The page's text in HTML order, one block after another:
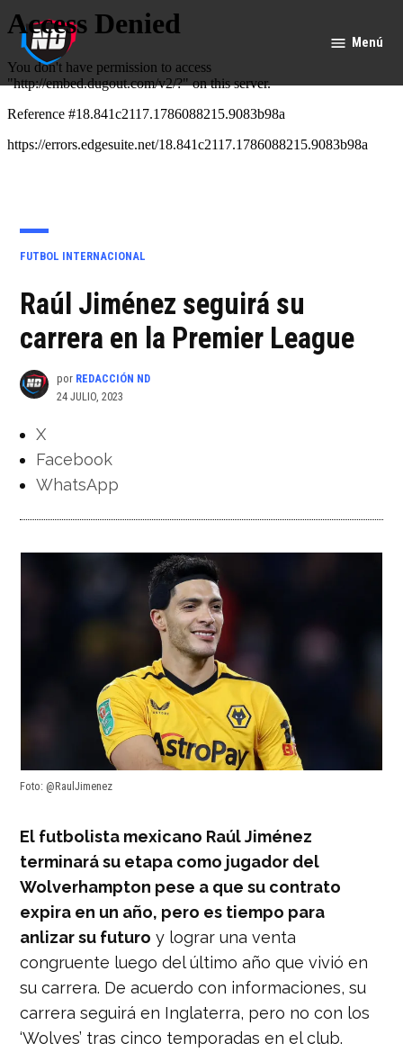
Saltar
al
contenido
Deportes
Menú
PUBLICADO
FUTBOL INTERNACIONAL
Raúl Jiménez seguirá su
carrera en la Premier League
por REDACCIÓN ND
24 JULIO, 2023
X
Facebook
WhatsApp
Foto: @RaulJimenez
El futbolista mexicano Raúl Jiménez
terminará su etapa como jugador del
Wolverhampton pese a que su contrato
expira en un año, pero es tiempo para
anlizar su futuro y lograr una venta
congruente luego del último año que vivió en
su carrera. De acuerdo con informaciones, su
carrera seguirá en Inglaterra, pero no con los
‘Wolves’ tras cinco temporadas en el club.